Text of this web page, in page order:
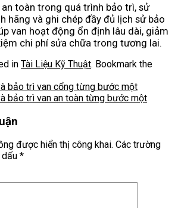
an toàn trong quá trình bảo trì, sử
hãng và ghi chép đầy đủ lịch sử bảo
van hoạt động ổn định lâu dài, giảm
chi phí sửa chữa trong tương lai.
in Tài Liệu Kỹ Thuật. Bookmark the
bảo trì van cổng từng bước một
bảo trì van an toàn từng bước một
được hiển thị công khai. Các trường
*